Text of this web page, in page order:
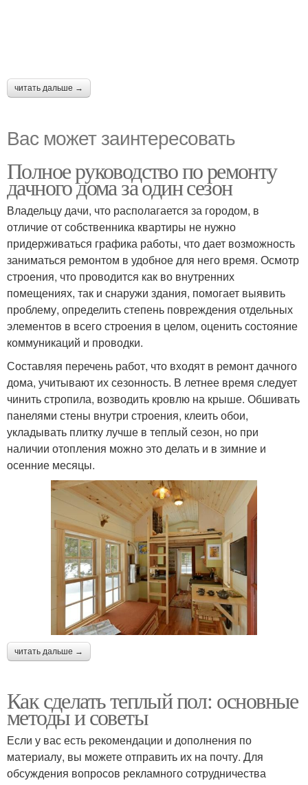
читать дальше →
Вас может заинтересовать
Полное руководство по ремонту
дачного дома за один сезон
Владельцу дачи, что располагается за городом, в
отличие от собственника квартиры не нужно
придерживаться графика работы, что дает возможность
заниматься ремонтом в удобное для него время. Осмотр
строения, что проводится как во внутренних
помещениях, так и снаружи здания, помогает выявить
проблему, определить степень повреждения отдельных
элементов в всего строения в целом, оценить состояние
коммуникаций и проводки.
Составляя перечень работ, что входят в ремонт дачного
дома, учитывают их сезонность. В летнее время следует
чинить стропила, возводить кровлю на крыше. Обшивать
панелями стены внутри строения, клеить обои,
укладывать плитку лучше в теплый сезон, но при
наличии отопления можно это делать и в зимние и
осенние месяцы.
читать дальше →
Как сделать теплый пол: основные
методы и советы
Если у вас есть рекомендации и дополнения по
материалу, вы можете отправить их на почту. Для
обсуждения вопросов рекламного сотрудничества